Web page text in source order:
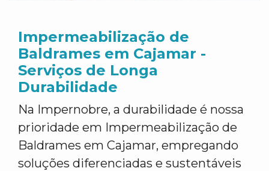
Impermeabilização de
Baldrames em Cajamar -
Serviços de Longa
Durabilidade
Na Impernobre, a durabilidade é nossa
prioridade em Impermeabilização de
Baldrames em Cajamar, empregando
soluções diferenciadas e sustentáveis